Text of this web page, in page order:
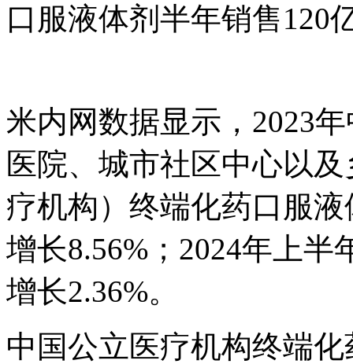
口服液体剂半年销售120
米内网数据显示，2023
医院、城市社区中心以
疗机构）终端化药口服
增长8.56%；2024年上
增长2.36%。
中国公立医疗机构终端